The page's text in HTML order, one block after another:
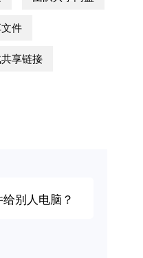
件
享链接
别人电脑？